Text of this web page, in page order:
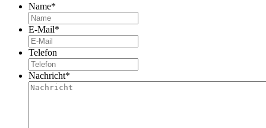
Name*
E-Mail*
Telefon
Nachricht*